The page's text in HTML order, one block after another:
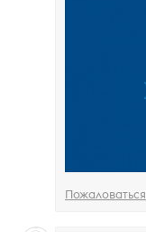
Пожаловаться